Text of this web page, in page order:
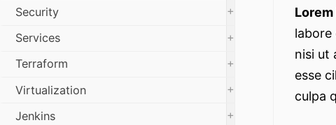
labore
nisi ut
esse
culpa
Security
+
Services
+
Terraform
+
Virtualization
+
Jenkins
+